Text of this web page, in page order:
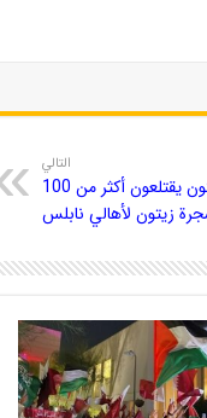
التالي
مستوطنون يقتلعون أكثر من 100
زيتون لأهالي نابلس